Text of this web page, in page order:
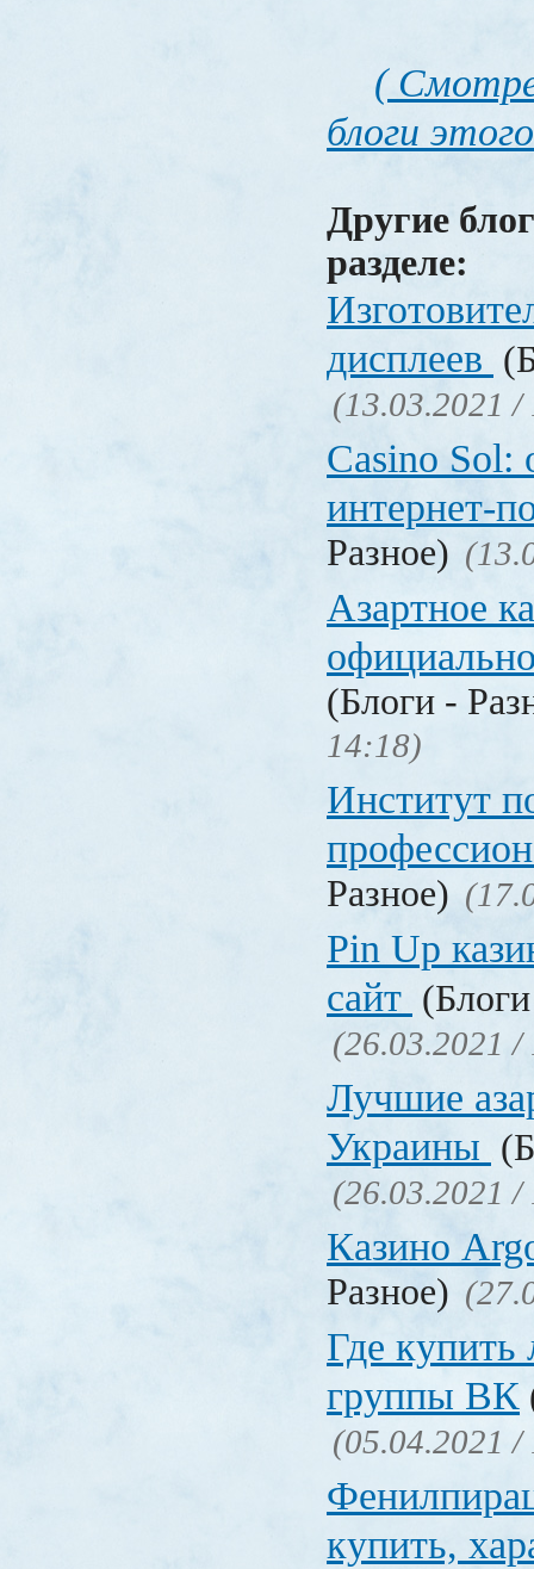
(
блоги
Другие
разделе:
дисплеев
(13.03.2021 /
Casino Sol:
интернет-
Разное)
Азартное
(Блоги -
14:18)
Институт
Разное)
Pin Up
сайт
(26.03.2021 /
Лучшие
Украины
(26.03.2021 /
Казино
Разное)
Где купить
группы ВК
(05.04.2021 /
купить,